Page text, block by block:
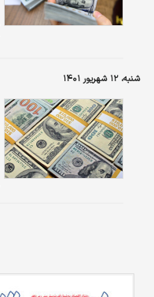
شنبه، ۱۲ شهریور ۱۴۰۱